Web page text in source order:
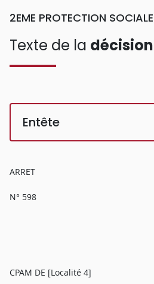
2EME PROTECTION SOCIALE
Texte de la décision
Entête
ARRET
N° 598
CPAM DE [Localité 4]